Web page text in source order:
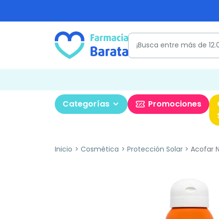
Categorías Promociones
Inicio Cosmética Protección Solar Acofar